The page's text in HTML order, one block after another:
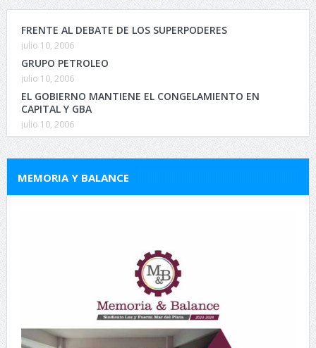
FRENTE AL DEBATE DE LOS SUPERPODERES
julio 10, 2006
GRUPO PETROLEO
julio 10, 2006
EL GOBIERNO MANTIENE EL CONGELAMIENTO EN
CAPITAL Y GBA
julio 10, 2006
MEMORIA Y BALANCE